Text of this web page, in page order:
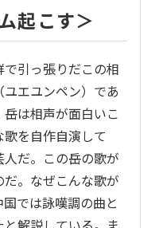
起こす＞
引っ張りだこの相
エユンペン）であ
は相声が面白いこ
を自作自演して
だ。この岳の歌が
。なぜこんな歌が
では詠嘆調の曲と